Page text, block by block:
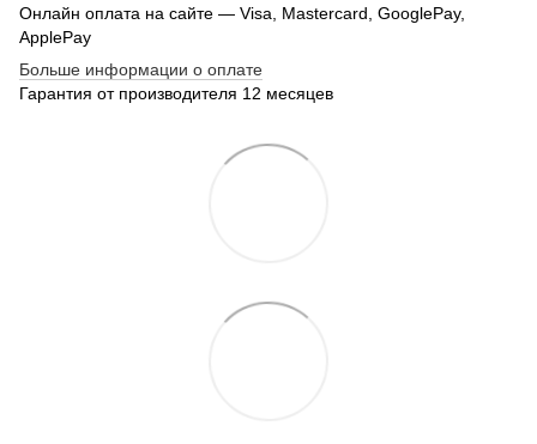
Онлайн оплата на сайте — Visa, Mastercard, GooglePay,
ApplePay
Больше информации о оплате
Гарантия от производителя 12 месяцев